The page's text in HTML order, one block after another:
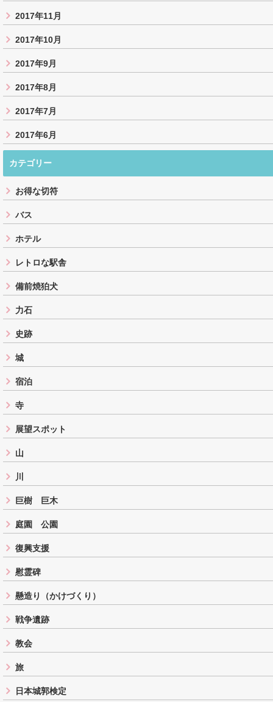
2017年11月
2017年10月
2017年9月
2017年8月
2017年7月
2017年6月
カテゴリー
お得な切符
バス
ホテル
レトロな駅舎
備前焼狛犬
力石
史跡
城
宿泊
寺
展望スポット
山
川
巨樹 巨木
庭園 公園
復興支援
慰霊碑
懸造り（かけづくり）
戦争遺跡
教会
旅
日本城郭検定